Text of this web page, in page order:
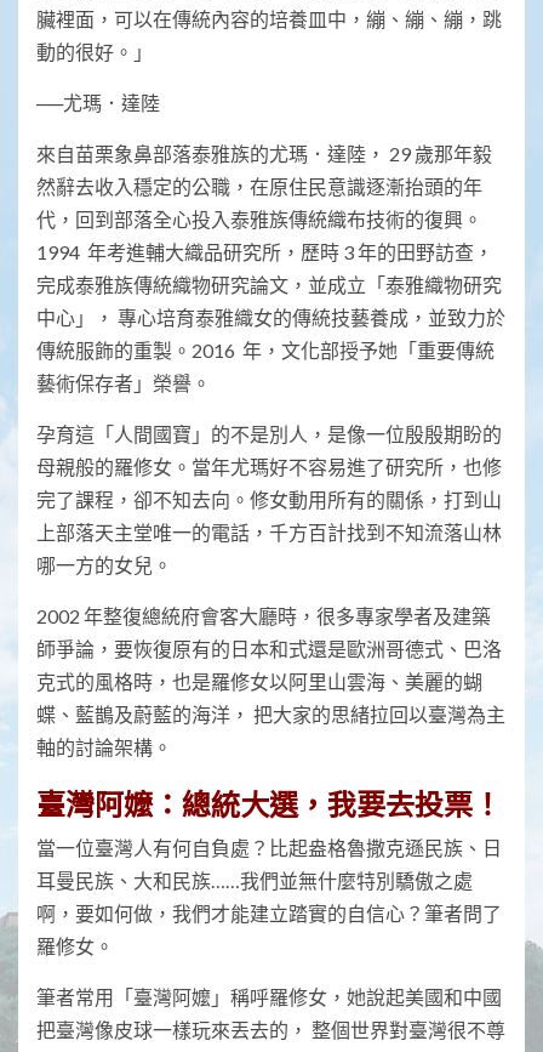
臟裡面，可以在傳統內容的培養皿中，繃、繃、繃，跳
動的很好。」
──尤瑪．達陸
來自苗栗象鼻部落泰雅族的尤瑪．達陸， 29 歲那年毅
然辭去收入穩定的公職，在原住民意識逐漸抬頭的年
代，回到部落全心投入泰雅族傳統織布技術的復興。
1994 年考進輔大織品研究所，歷時 3 年的田野訪查，
完成泰雅族傳統織物研究論文，並成立「泰雅織物研究
中心」， 專心培育泰雅織女的傳統技藝養成，並致力於
傳統服飾的重製。2016 年，文化部授予她「重要傳統
藝術保存者」榮譽。
孕育這「人間國寶」的不是別人，是像一位殷殷期盼的
母親般的羅修女。當年尤瑪好不容易進了研究所，也修
完了課程，卻不知去向。修女動用所有的關係，打到山
上部落天主堂唯一的電話，千方百計找到不知流落山林
哪一方的女兒。
2002 年整復總統府會客大廳時，很多專家學者及建築
師爭論，要恢復原有的日本和式還是歐洲哥德式、巴洛
克式的風格時，也是羅修女以阿里山雲海、美麗的蝴
蝶、藍鵲及蔚藍的海洋， 把大家的思緒拉回以臺灣為主
軸的討論架構。
臺灣阿嬤：總統大選，我要去投票！
當一位臺灣人有何自負處？比起盎格魯撒克遜民族、日
耳曼民族、大和民族……我們並無什麼特別驕傲之處
啊，要如何做，我們才能建立踏實的自信心？筆者問了
羅修女。
筆者常用「臺灣阿嬤」稱呼羅修女，她說起美國和中國
把臺灣像皮球一樣玩來丟去的， 整個世界對臺灣很不尊